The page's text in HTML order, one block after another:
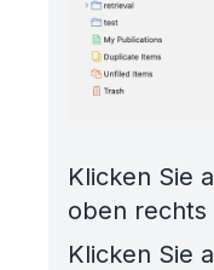
Klicken Sie
oben rechts
Klicken Sie